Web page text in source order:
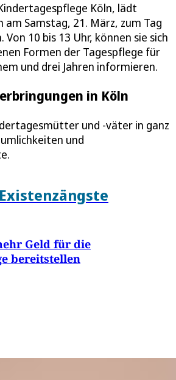
Köln, lädt
Samstag, 21. März, zum Tag
10 bis 13 Uhr, können sie sich
Formen der Tagespflege für
und drei Jahren informieren.
in Köln
und -väter in ganz
und
Geld für die
bereitstellen